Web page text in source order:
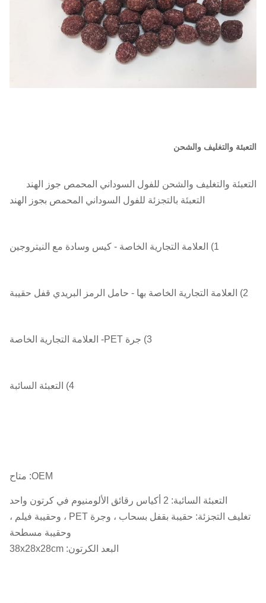
التعبئة والتغليف والشحن
التعبئة والتغليف والشحن للفول السوداني المحمص جوز الهند
التعبئة بالتجزئة للفول السوداني المحمص بجوز الهند
1) العلامة التجارية الخاصة - كيس وسادة مع النيتروجين
2) العلامة التجارية الخاصة بها - حامل الرمز البريدي قفل حقيبة
3) جرة PET- العلامة التجارية الخاصة
4) التعبئة السائبة
OEM: متاح
التعبئة السائبة: 2 أكياس رقائق الألومنيوم في كرتون واحد
تغليف التجزئة: حقيبة بقفل بسحاب ، وجرة PET ، وحقيبة فيلم ،
وحقيبة مسطحة
البعد الكرتون: 38x28x28cm